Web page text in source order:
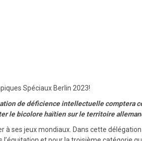
Spéciaux Berlin 2023!
de déficience intellectuelle comptera
le bicolore haïtien sur le territoire
à ses jeux mondiaux. Dans cette